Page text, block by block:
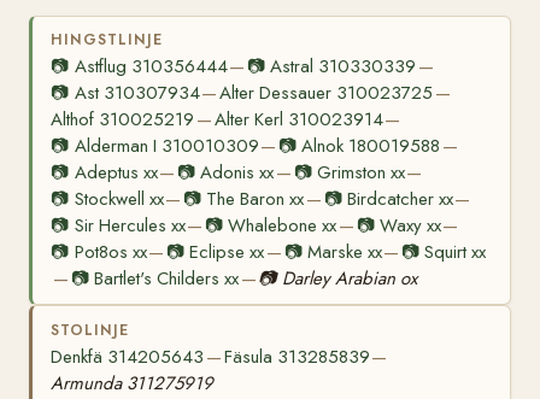
HINGSTLINJE
📷 Astflug 310356444— 📷Astral 310330339 —
📷 Ast 310307934—Alter Dessauer 310023725 —
Althof 310025219 —Alter Kerl 310023914—
📷 Alderman I 310010309— 📷Alnok 180019588 —
📷 Adeptus xx— 📷Adonis xx— 📷 Grimston xx—
📷 Stockwell xx— 📷 The Baron xx— 📷 Birdcatcher xx—
📷 Sir Hercules xx— 📷Whalebone xx— 📷 Waxy xx—
📷 Pot8os xx— 📷Eclipse xx— 📷 Marske xx— 📷 Squirt xx
— 📷Bartlet's Childers xx—📷 Darley Arabian ox
STOLINJE
Denkfä 314205643 —Fäsula 313285839—
Armunda 311275919